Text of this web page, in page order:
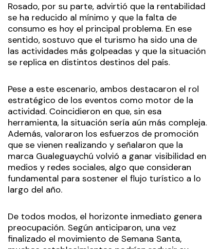
Rosado, por su parte, advirtió que la rentabilidad
se ha reducido al mínimo y que la falta de
consumo es hoy el principal problema. En ese
sentido, sostuvo que el turismo ha sido una de
las actividades más golpeadas y que la situación
se replica en distintos destinos del país.
Pese a este escenario, ambos destacaron el rol
estratégico de los eventos como motor de la
actividad. Coincidieron en que, sin esa
herramienta, la situación sería aún más compleja.
Además, valoraron los esfuerzos de promoción
que se vienen realizando y señalaron que la
marca Gualeguaychú volvió a ganar visibilidad en
medios y redes sociales, algo que consideran
fundamental para sostener el flujo turístico a lo
largo del año.
De todos modos, el horizonte inmediato genera
preocupación. Según anticiparon, una vez
finalizado el movimiento de Semana Santa,